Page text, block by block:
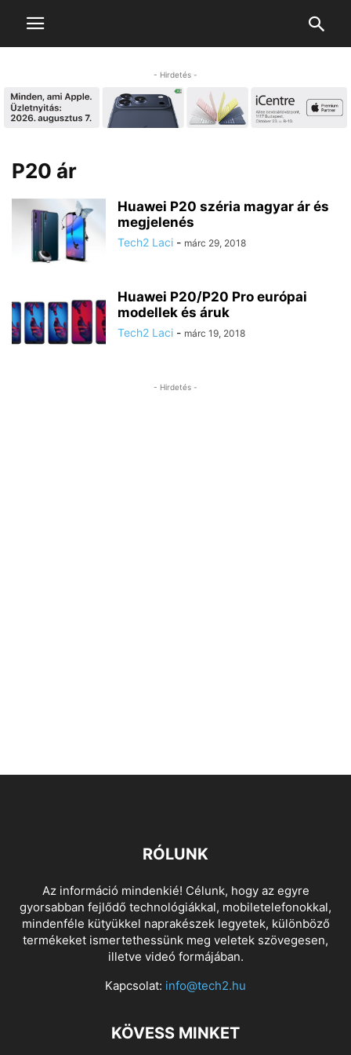
- Hirdetés -
P20 ár
Huawei P20 széria magyar ár és
megjelenés
Tech2 Laci - márc 29, 2018
Huawei P20/P20 Pro európai
modellek és áruk
Tech2 Laci - márc 19, 2018
- Hirdetés -
RÓLUNK
Az információ mindenkié! Célunk, hogy az egyre
gyorsabban fejlődő technológiákkal, mobiletelefonokkal,
mindenféle kütyükkel naprakészek legyetek, különböző
termékeket ismertethessünk meg veletek szövegesen,
illetve videó formájában.
Kapcsolat: info@tech2.hu
KÖVESS MINKET